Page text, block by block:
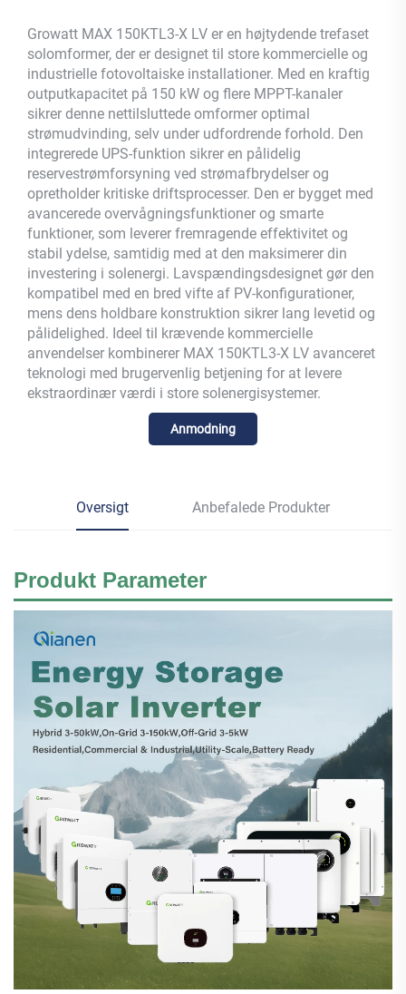
Growatt MAX 150KTL3-X LV er en højtydende trefaset
solomformer, der er designet til store kommercielle og
industrielle fotovoltaiske installationer. Med en kraftig
outputkapacitet på 150 kW og flere MPPT-kanaler
sikrer denne nettilsluttede omformer optimal
strømudvinding, selv under udfordrende forhold. Den
integrerede UPS-funktion sikrer en pålidelig
reservestrømforsyning ved strømafbrydelser og
opretholder kritiske driftsprocesser. Den er bygget med
avancerede overvågningsfunktioner og smarte
funktioner, som leverer fremragende effektivitet og
stabil ydelse, samtidig med at den maksimerer din
investering i solenergi. Lavspændingsdesignet gør den
kompatibel med en bred vifte af PV-konfigurationer,
mens dens holdbare konstruktion sikrer lang levetid og
pålidelighed. Ideel til krævende kommercielle
anvendelser kombinerer MAX 150KTL3-X LV avanceret
teknologi med brugervenlig betjening for at levere
ekstraordinær værdi i store solenergisystemer.
Anmodning
Oversigt Anbefalede Produkter
Produkt Parameter